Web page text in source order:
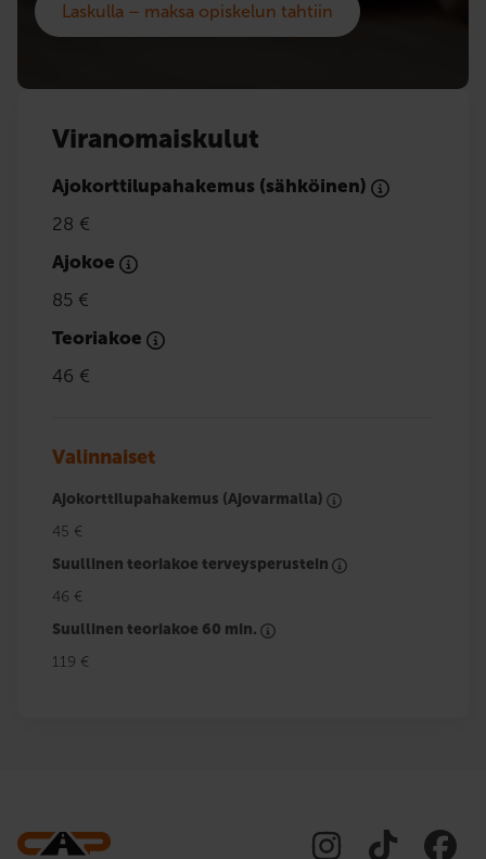
Laskulla – maksa opiskelun tahtiin
Viranomaiskulut
Ajokorttilupahakemus (sähköinen)
28 €
Ajokoe
85 €
Teoriakoe
46 €
Valinnaiset
Ajokorttilupahakemus (Ajovarmalla)
45 €
Suullinen teoriakoe terveysperustein
46 €
Suullinen teoriakoe 60 min.
119 €